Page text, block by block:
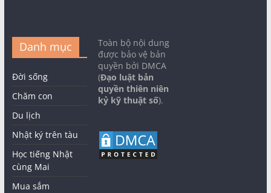
Danh mục
Đời sống
Chăm con
Du lịch
Nhật ký trên tàu
Học tiếng Nhật
cùng Mai
Mua sắm
Toàn bộ nội dung
được bảo vệ bản
quyền bởi DMCA
(Đạo luật bản
quyền thiên niên
kỷ kỹ thuật số).